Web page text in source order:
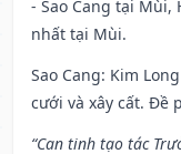
- Sao Cang tại
nhất tại Mùi.
Sao Cang: Kim
cưới và xây cất. Đề
“Can tinh tạo tác